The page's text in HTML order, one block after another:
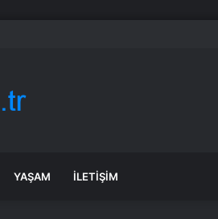
Oslo’da Ziyarete Açıldı
YAŞAM İLETIŞIM